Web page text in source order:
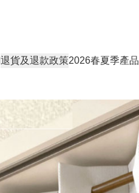
退貨及退款政策2026春夏季產品